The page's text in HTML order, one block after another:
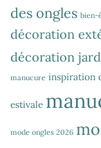
des ongles bien-
décoration
décoration
manucure inspiration
estivale
mode ongles 2026